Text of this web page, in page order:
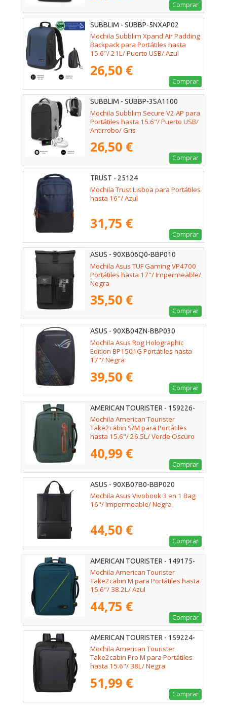
Comprar
SUBBLIM - SUBBP-5NXAP02
Mochila Subblim Xpand Air Padding
Backpack para Portátiles hasta
15.6"/ 21L/ Puerto USB/ Azul
26,50 €
Comprar
SUBBLIM - SUBBP-3SA1100
Mochila Subblim Secure V2 AP para
Portátiles hasta 15.6"/ Puerto USB/
Antirrobo/ Gris
26,50 €
Comprar
TRUST - 25124
Mochila Trust Lisboa para Portátiles
hasta 16"/ Azul
31,75 €
Comprar
ASUS - 90XB06Q0-BBP010
Mochila Asus TUF Gaming VP4700
Portátiles hasta 17"/ Impermeable/
Negra
35,50 €
Comprar
ASUS - 90XB04ZN-BBP030
Mochila Asus Rog Holographic
Edition BP1501G Portátiles hasta
17"/ Negra
39,50 €
Comprar
AMERICAN TOURISTER - 159226-
1257
Mochila American Tourister
Take2cabin S/M para Portátiles
hasta 15.6"/ 26.5L/ Verde Oscuro
40,99 €
Comprar
ASUS - 90XB07B0-BBP020
Mochila Asus Vivobook 3 en 1 Bag
16"/ Impermeable/ Negra
44,50 €
Comprar
AMERICAN TOURISTER - 149175-
0528
Mochila American Tourister
Take2cabin M para Portátiles hasta
15.6"/ 38.2L/ Azul
44,75 €
Comprar
AMERICAN TOURISTER - 159224-
361E
Mochila American Tourister
Take2cabin Pro M para Portátiles
hasta 15.6"/ 38L/ Negra
51,99 €
Comprar